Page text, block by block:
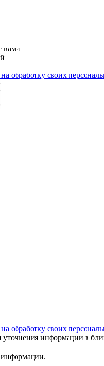
вами
обработку своих
обработку своих
информации в
информации.